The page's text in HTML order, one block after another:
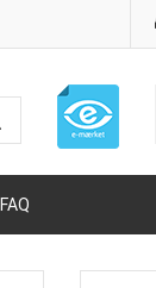
FAQ